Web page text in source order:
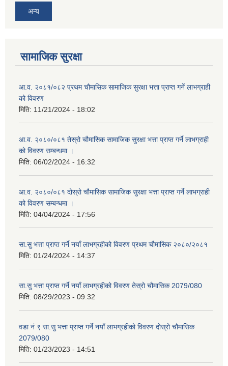
अन्य
सामाजिक सुरक्षा
आ.व. २०८१/०८२ प्रथम चौमासिक सामाजिक सुरक्षा भत्ता प्राप्त गर्ने लाभग्राही
को विवरण
मिति: 11/21/2024 - 18:02
आ.व. २०८०/०८१ तेस्रो चौमासिक सामाजिक सुरक्षा भत्ता प्राप्त गर्ने लाभग्राही
को विवरण सम्बन्धमा ।
मिति: 06/02/2024 - 16:32
आ.व. २०८०/०८१ दोस्रो चौमासिक सामाजिक सुरक्षा भत्ता प्राप्त गर्ने लाभग्राही
को विवरण सम्बन्धमा ।
मिति: 04/04/2024 - 17:56
सा.सु भत्ता प्राप्त गर्ने नयाँ लाभग्रहीको विवरण प्रथम चौमासिक २०८०/२०८१
मिति: 01/24/2024 - 14:37
सा.सु भत्ता प्राप्त गर्ने नयाँ लाभग्रहीको विवरण तेस्रो चौमासिक 2079/080
मिति: 08/29/2023 - 09:32
वडा नं ९ सा.सु भत्ता प्राप्त गर्ने नयाँ लाभग्रहीको विवरण दोस्रो चौमासिक
2079/080
मिति: 01/23/2023 - 14:51